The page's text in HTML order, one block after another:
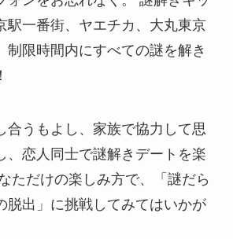
駅一番街、ヤエチカ、大丸東京
制限時間内にすべての謎を解き
合うもよし、家族で協力して思
、恋人同士で謎解きデートを楽
ただけの楽しみ方で、「謎だら
脱出」に挑戦してみてはいかが